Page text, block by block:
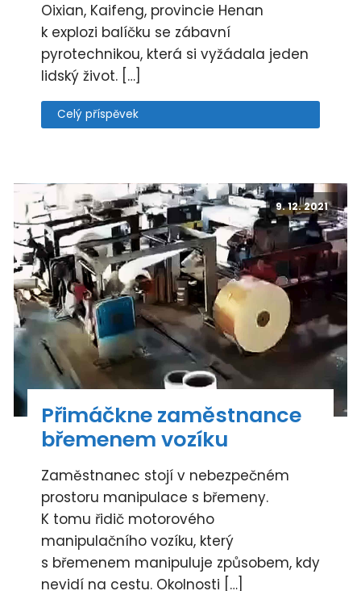
Oixian, Kaifeng, provincie Henan
k explozi balíčku se zábavní
pyrotechnikou, která si vyžádala jeden
lidský život. […]
Celý příspěvek
9. 12. 2021
Přimáčkne zaměstnance
břemenem vozíku
Zaměstnanec stojí v nebezpečném
prostoru manipulace s břemeny.
K tomu řidič motorového
manipulačního vozíku, který
s břemenem manipuluje způsobem, kdy
nevidí na cestu. Okolnosti […]